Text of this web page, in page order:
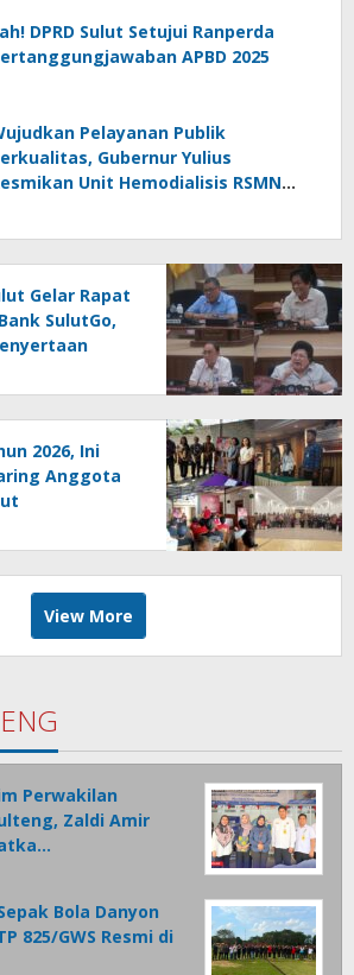
DPRD Sulut Setujui Ranperda
APBD 2025
Pelayanan Publik
Gubernur Yulius
Unit Hemodialisis RSMN
Gelar Rapat
SulutGo,
2026, Ini
Anggota
View More
Perwakilan
Zaldi Amir
Bola Danyon
825/GWS Resmi di